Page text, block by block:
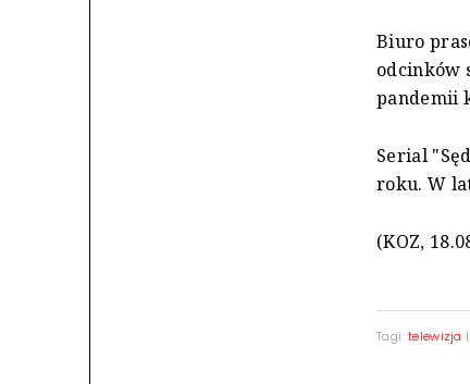
Biuro
odcinków
pandemii
Serial
roku. W
(KOZ,
Tagi: telewizja |